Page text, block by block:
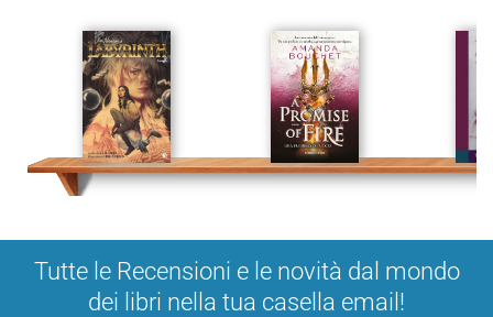
Tutte le Recensioni e le novità dal mondo
dei libri nella tua casella email!